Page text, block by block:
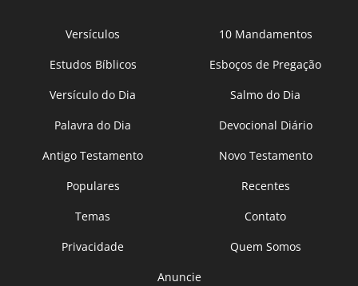
Versículos
10 Mandamentos
Estudos Bíblicos
Esboços de Pregação
Versículo do Dia
Salmo do Dia
Palavra do Dia
Devocional Diário
Antigo Testamento
Novo Testamento
Populares
Recentes
Temas
Contato
Privacidade
Quem Somos
Anuncie